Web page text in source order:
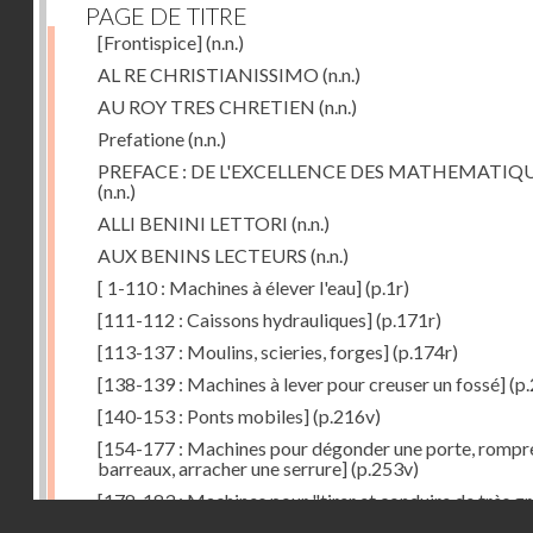
PAGE DE TITRE
[Frontispice](n.n.)
AL RE CHRISTIANISSIMO (n.n.)
AU ROY TRES CHRETIEN (n.n.)
Prefatione(n.n.)
PREFACE : DE L'EXCELLENCE DES
(n.n.)
ALLI BENINI LETTORI (n.n.)
AUX BENINS LECTEURS (n.n.)
[ 1-110 : Machines à élever l'eau](p.1r)
[111-112 : Caissons hydrauliques](p.171r)
[113-137 : Moulins, scieries, forges](p.174r)
[138-139 : Machines à lever pour creuser un fossé]
[140-153 : Ponts mobiles](p.216v)
[154-177 : Machines pour dégonder une porte,
barreaux, arracher une serrure](p.253v)
[178-183 : Machines pour "tirer et conduire de très